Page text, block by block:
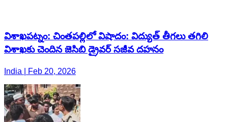
విశాఖపట్నం: చింతపల్లిలో విషాదం: విద్యుత్ తీగలు తగిలి
విశాఖ‌కు చెందిన జెసిబి డ్రైవర్ సజీవ దహనం
India | Feb 20, 2026